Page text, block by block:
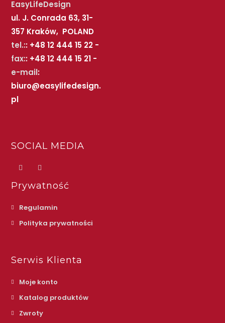
EasyLifeDesign
ul. J. Conrada 63, 31-
357 Kraków, POLAND
tel.:: +48 12 444 15 22 -
fax:: +48 12 444 15 21 -
e-mail:
biuro@easylifedesign.
pl
SOCIAL MEDIA
Prywatność
Regulamin
Polityka prywatności
Serwis Klienta
Moje konto
Katalog produktów
Zwroty